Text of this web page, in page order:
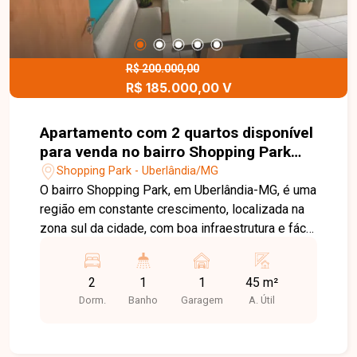
R$ 200.000,00
R$ 185.000,00 V
Apartamento com 2 quartos disponível
para venda no bairro Shopping Park
em Uberlândia-MG
Shopping Park - Uberlândia/MG
O bairro Shopping Park, em Uberlândia-MG, é uma
região em constante crescimento, localizada na
zona sul da cidade, com boa infraestrutura e fácil
com comércios e serviços. Apartamento com 45
m² de área, composto por sala, 2 quartos,
banheiro social e cozinha. O imóvel conta ainda
2
Dorm.
1
Banho
1
Garagem
45 m²
A. Útil